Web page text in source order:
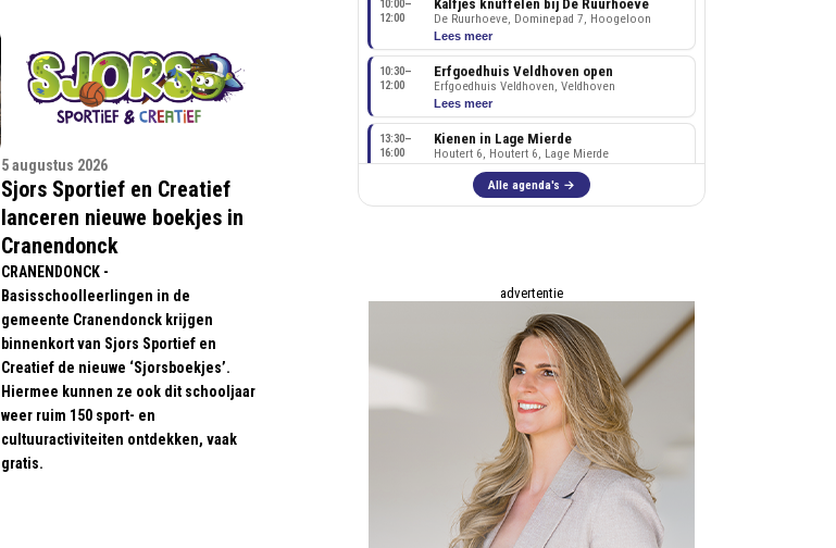
5 augustus 2026
Sjors Sportief en Creatief
lanceren nieuwe boekjes in
Cranendonck
CRANENDONCK -
Basisschoolleerlingen in de
gemeente Cranendonck krijgen
binnenkort van Sjors Sportief en
Creatief de nieuwe ‘Sjorsboekjes’.
Hiermee kunnen ze ook dit schooljaar
weer ruim 150 sport- en
cultuuractiviteiten ontdekken, vaak
gratis.
advertentie